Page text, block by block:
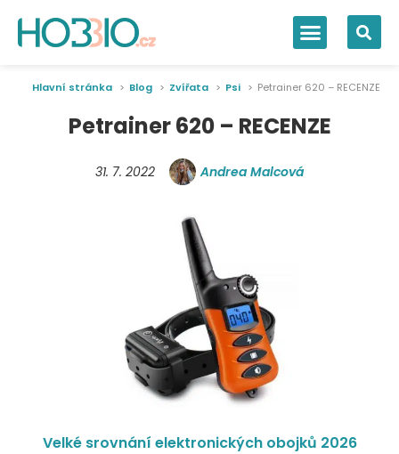
Hlavní stránka Blog Zvířata Psi Petrainer 620 – RECENZE
Petrainer 620 – RECENZE
31. 7. 2022 Andrea Malcová
Velké srovnání elektronických obojků 2026